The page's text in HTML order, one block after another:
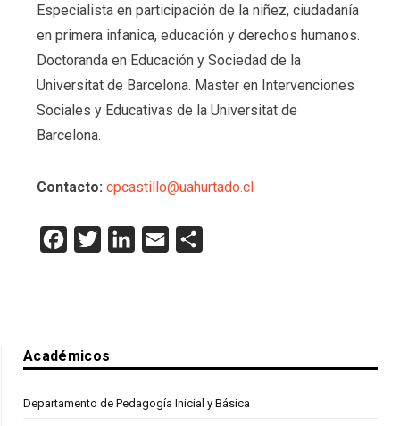
Especialista en participación de la niñez, ciudadanía
en primera infanica, educación y derechos humanos.
Doctoranda en Educación y Sociedad de la
Universitat de Barcelona. Master en Intervenciones
Sociales y Educativas de la Universitat de
Barcelona.
Contacto: cpcastillo@uahurtado.cl
Facebook
Twitter LinkedInEmail
Académicos
Departamento de Pedagogía Inicial y Básica